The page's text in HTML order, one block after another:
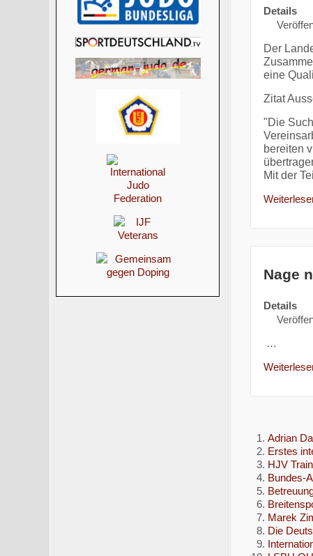
Details
Der
eine
Zitat
"Die
bereiten
Mit der
Nage
Details
…
Adrian
Erstes
HJV
Bundes-
Marek
Die